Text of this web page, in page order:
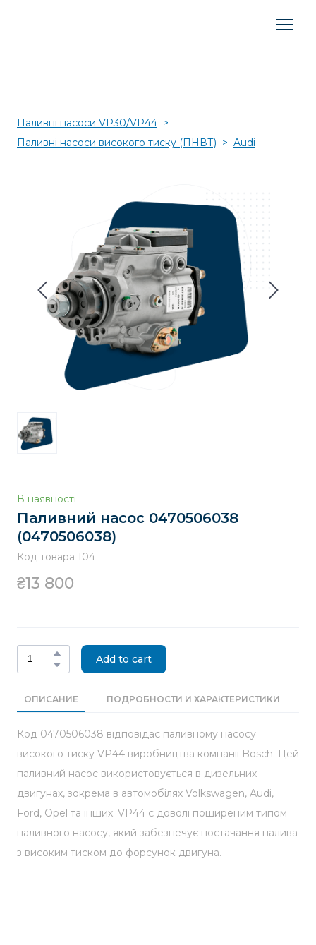
Паливні насоси VP30/VP44
Паливні насоси високого тиску (ПНВТ)
Audi
В наявності
Паливний насос 0470506038
(0470506038)
Код товара 104
₴13 800
Add to cart
ОПИСАНИЕ ПОДРОБНОСТИ И ХАРАКТЕРИСТИКИ
Код 0470506038 відповідає паливному насосу
високого тиску VP44 виробництва компанії Bosch. Цей
паливний насос використовується в дизельних
двигунах, зокрема в автомобілях Volkswagen, Audi,
Ford, Opel та інших. VP44 є доволі поширеним типом
паливного насосу, який забезпечує постачання палива
з високим тиском до форсунок двигуна.